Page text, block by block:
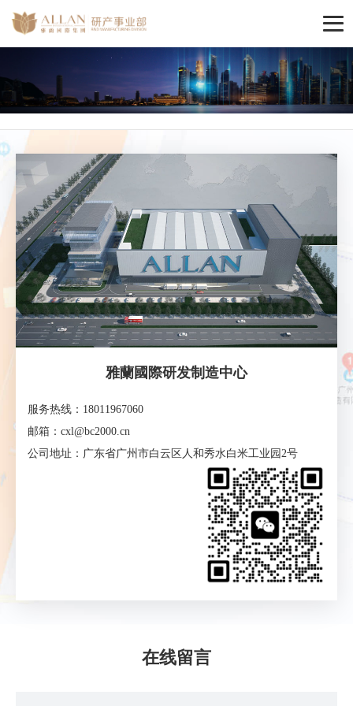
雅蘭國際研发制造中心
服务热线：18011967060
邮箱：cxl@bc2000.cn
公司地址：广东省广州市白云区人和秀水白米工业园2号
在线留言